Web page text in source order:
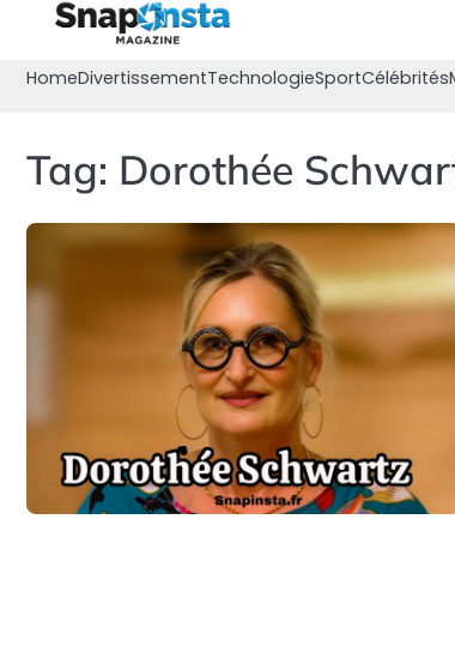
content
HomeDivertissementTechnologieSportCélébrités
Tag: Dorothée